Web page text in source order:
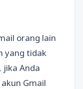
orang lain
yang tidak
jika Anda
Gmail